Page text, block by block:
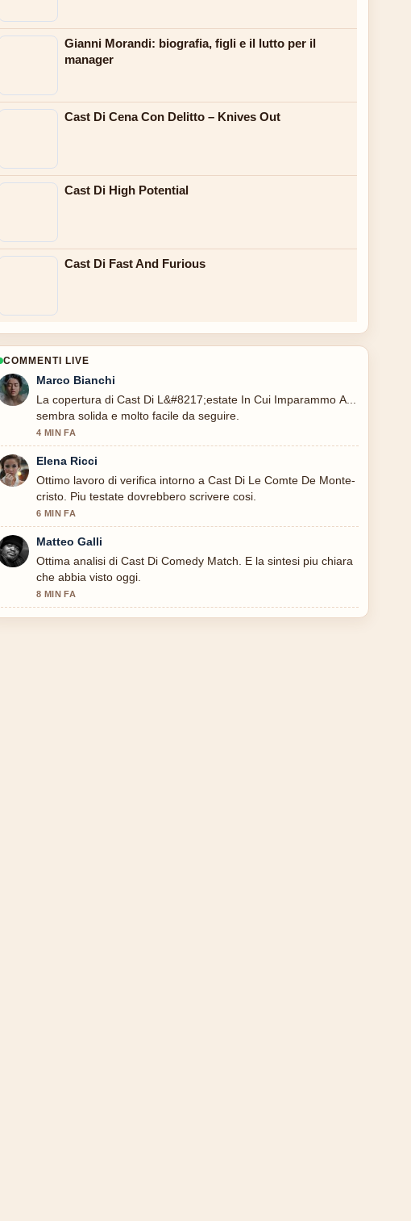
Gianni Morandi: biografia, figli e il lutto per il
manager
Cast Di Cena Con Delitto – Knives Out
Cast Di High Potential
Cast Di Fast And Furious
COMMENTI LIVE
Marco Bianchi
La copertura di Cast Di L&#8217;estate In Cui Imparammo A...
sembra solida e molto facile da seguire.
4 MIN FA
Elena Ricci
Ottimo lavoro di verifica intorno a Cast Di Le Comte De Monte-
cristo. Piu testate dovrebbero scrivere cosi.
6 MIN FA
Matteo Galli
Ottima analisi di Cast Di Comedy Match. E la sintesi piu chiara
che abbia visto oggi.
8 MIN FA